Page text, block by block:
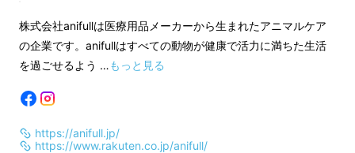
株式会社anifullは医療⽤品メーカーから⽣まれたアニマルケア
の企業です。anifullはすべての動物が健康で活力に満ちた生活
を過ごせるよう …もっと見る
https://anifull.jp/
https://www.rakuten.co.jp/anifull/